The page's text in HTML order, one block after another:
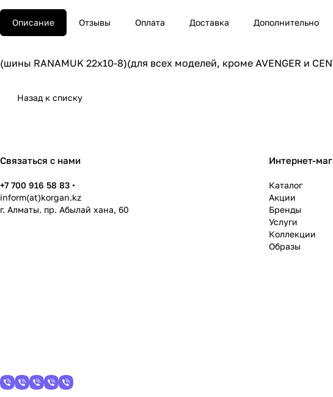
Описание Отзывы Оплата Доставка Дополнительно
(шины RANAMUK 22x10-8)(для всех моделей, кроме AVENGER и
Назад к списку
Связаться с нами
+7 700 916 58 83
inform(at)korgan.kz
г. Алматы. пр. Абылай хана, 60
Интернет-
Каталог
Акции
Бренды
Услуги
Коллекции
Образы